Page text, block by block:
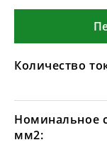
Количество
Номинальное
мм2: